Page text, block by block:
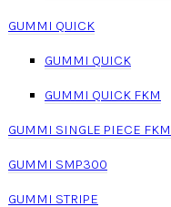
GUMMI QUICK
GUMMI QUICK
GUMMI QUICK FKM
GUMMI SINGLE PIECE FKM
GUMMI SMP300
GUMMI STRIPE